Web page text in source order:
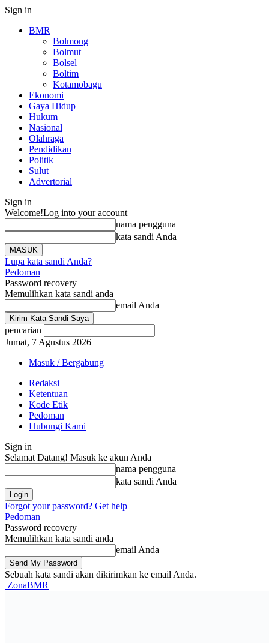
Sign in
BMR
Bolmong
Bolmut
Bolsel
Boltim
Kotamobagu
Ekonomi
Gaya Hidup
Hukum
Nasional
Olahraga
Pendidikan
Politik
Sulut
Advertorial
Sign in
Welcome!Log into your account
nama pengguna
kata sandi Anda
Lupa kata sandi Anda?
Pedoman
Password recovery
Memulihkan kata sandi anda
email Anda
pencarian
Jumat, 7 Agustus 2026
Masuk / Bergabung
Redaksi
Ketentuan
Kode Etik
Pedoman
Hubungi Kami
Sign in
Selamat Datang! Masuk ke akun Anda
nama pengguna
kata sandi Anda
Forgot your password? Get help
Pedoman
Password recovery
Memulihkan kata sandi anda
email Anda
Sebuah kata sandi akan dikirimkan ke email Anda.
ZonaBMR